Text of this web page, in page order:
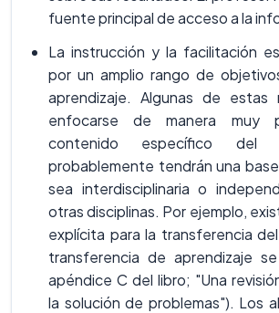
fuente principal de acceso a la
La instrucción y la facilitación
por un amplio rango de
aprendizaje. Algunas de estas
enfocarse de manera muy
contenido específico del
probablemente tendrán una
sea interdisciplinaria o
otras disciplinas. Por ejemplo,
explícita para la transferencia
transferencia de aprendizaje
apéndice C del libro; "Una
la solución de problemas"). Los